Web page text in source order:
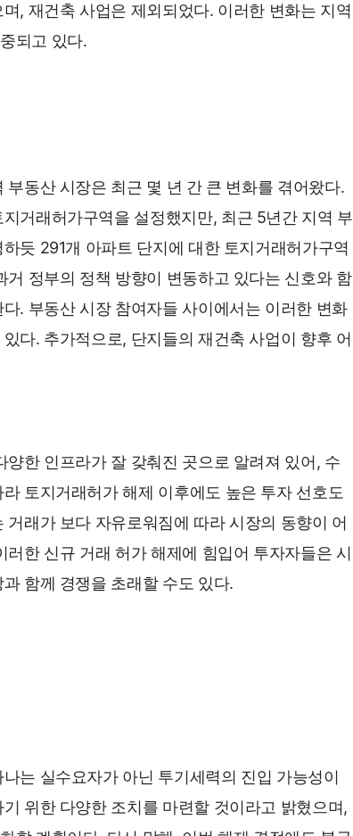
, 재건축 사업은 제외되었다. 이러한 변화는 지역
되고 있다.
동산 시장은 최근 몇 년 간 큰 변화를 겪어왔다.
거래허가구역을 설정했지만, 최근 5년간 지역 부
듯 291개 아파트 단지에 대한 토지거래허가구역
정부의 정책 방향이 변동하고 있다는 신호와 함
. 부동산 시장 참여자들 사이에서는 이러한 변화
다. 추가적으로, 단지들의 재건축 사업이 향후 어
한 인프라가 잘 갖춰진 곳으로 알려져 있어, 수
토지거래허가 해제 이후에도 높은 투자 선호도
래가 보다 자유로워짐에 따라 시장의 동향이 어
한 신규 거래 허가 해제에 힘입어 투자자들은 시
함께 경쟁을 초래할 수도 있다.
는 실수요자가 아닌 투기세력의 진입 가능성이
위한 다양한 조치를 마련할 것이라고 밝혔으며,